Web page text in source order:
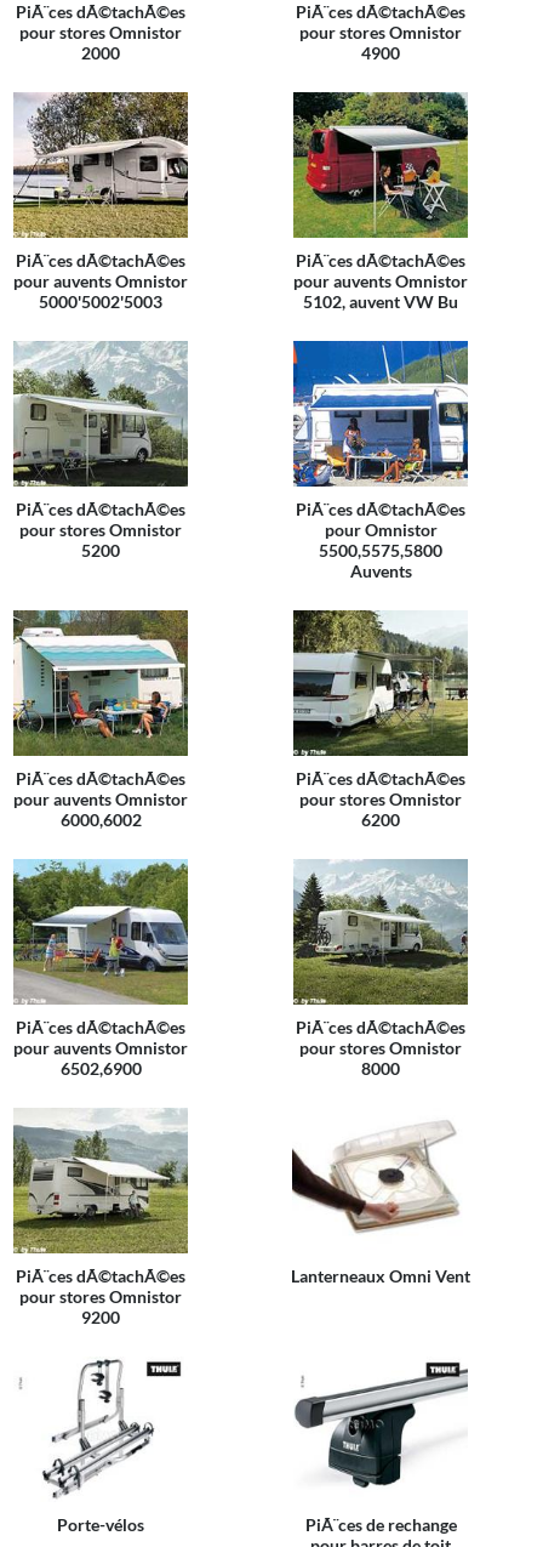
PiÃ¨ces dÃ©tachÃ©es
pour stores Omnistor
2000
PiÃ¨ces dÃ©tachÃ©es
pour stores Omnistor
4900
PiÃ¨ces dÃ©tachÃ©es
pour auvents Omnistor
5000'5002'5003
PiÃ¨ces dÃ©tachÃ©es
pour auvents Omnistor
5102, auvent VW Bu
PiÃ¨ces dÃ©tachÃ©es
pour stores Omnistor
5200
PiÃ¨ces dÃ©tachÃ©es
pour Omnistor
5500,5575,5800
Auvents
PiÃ¨ces dÃ©tachÃ©es
pour auvents Omnistor
6000,6002
PiÃ¨ces dÃ©tachÃ©es
pour stores Omnistor
6200
PiÃ¨ces dÃ©tachÃ©es
pour auvents Omnistor
6502,6900
PiÃ¨ces dÃ©tachÃ©es
pour stores Omnistor
8000
PiÃ¨ces dÃ©tachÃ©es
pour stores Omnistor
9200
Lanterneaux Omni Vent
Porte-vélos
PiÃ¨ces de rechange